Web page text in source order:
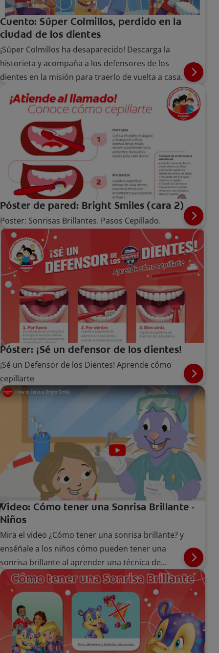
Cuento: Súper Colmillos, perdido en la
ciudad de los dientes
¡Súper Colmillos ha desaparecido! Descarga la
historieta y acompaña a los defensores de los
dientes en la misión para traerlo de vuelta a casa.
Póster de pared: Bright Smiles (cara 2)
Poster: Sonrisas Brillantes. Pasos Cepillado.
Póster: ¡Sé un defensor de los dientes!
¡Sé un Defensor de los Dientes! Aprende cómo
cepillarte
Video: Cómo tener una Sonrisa Brillante -
Niños
Mira el video ¿Cómo tener una sonrisa brillante? y
enséñale a los niños cómo pueden tener una
sonrisa brillante al aprender una técnica de
cepillado adecuada.